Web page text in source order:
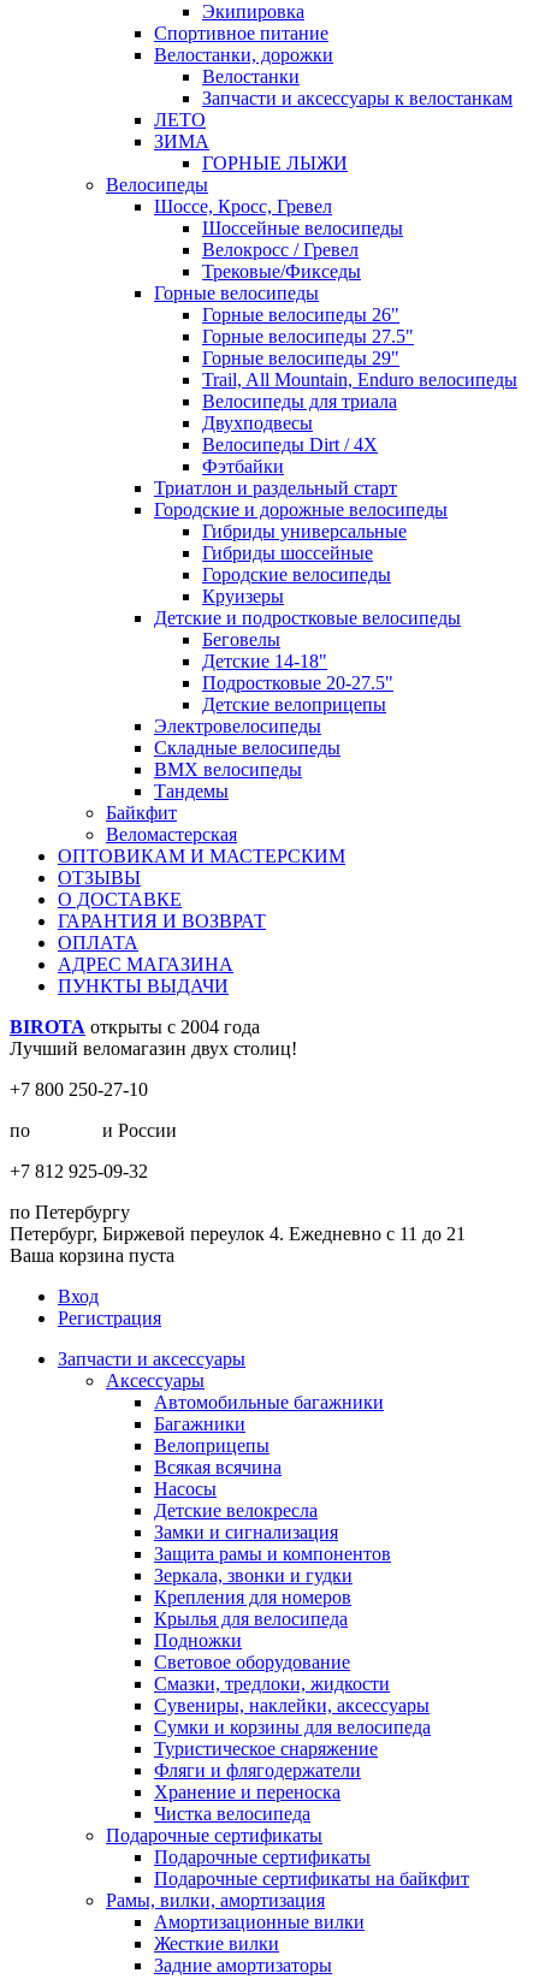
Экипировка
Спортивное питание
Велостанки, дорожки
Велостанки
Запчасти и аксессуары к велостанкам
ЛЕТО
ЗИМА
ГОРНЫЕ ЛЫЖИ
Велосипеды
Шоссе, Кросс, Гревел
Шоссейные велосипеды
Велокросс / Гревел
Трековые/Фикседы
Горные велосипеды
Горные велосипеды 26"
Горные велосипеды 27.5"
Горные велосипеды 29"
Trail, All Mountain, Enduro велосипеды
Велосипеды для триала
Двухподвесы
Велосипеды Dirt / 4X
Фэтбайки
Триатлон и раздельный старт
Городские и дорожные велосипеды
Гибриды универсальные
Гибриды шоссейные
Городские велосипеды
Круизеры
Детские и подростковые велосипеды
Беговелы
Детские 14-18"
Подростковые 20-27.5"
Детские велоприцепы
Электровелосипеды
Складные велосипеды
BMX велосипеды
Тандемы
Байкфит
Веломастерская
ОПТОВИКАМ И МАСТЕРСКИМ
ОТЗЫВЫ
О ДОСТАВКЕ
ГАРАНТИЯ И ВОЗВРАТ
ОПЛАТА
АДРЕС МАГАЗИНА
ПУНКТЫ ВЫДАЧИ
BIROTA открыты с 2004 года
Лучший веломагазин двух столиц!
+7 800 250-27-10
по
и России
+7 812 925-09-32
по Петербургу
Петербург, Биржевой переулок 4. Ежедневно с 11 до 21
Ваша корзина пуста
Вход
Регистрация
Запчасти и аксессуары
Аксессуары
Автомобильные багажники
Багажники
Велоприцепы
Всякая всячина
Насосы
Детские велокресла
Замки и сигнализация
Защита рамы и компонентов
Зеркала, звонки и гудки
Крепления для номеров
Крылья для велосипеда
Подножки
Световое оборудование
Смазки, тредлоки, жидкости
Сувениры, наклейки, аксессуары
Сумки и корзины для велосипеда
Туристическое снаряжение
Фляги и флягодержатели
Хранение и переноска
Чистка велосипеда
Подарочные сертификаты
Подарочные сертификаты
Подарочные сертификаты на байкфит
Рамы, вилки, амортизация
Амортизационные вилки
Жесткие вилки
Задние амортизаторы